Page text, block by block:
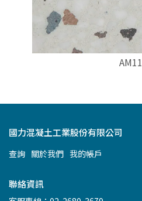
AM11
國力混凝土工業股份有限公司
查詢 關於我們 我的帳戶
聯絡資訊